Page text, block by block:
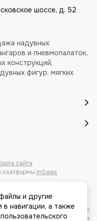
шоссе, д. 52
надувных
и пневмопалаток,
конструкций,
фигур, мягких
сайта
платформы InSales
касающаяся характеристик,
характер и ни при
и другие
навигации, а также